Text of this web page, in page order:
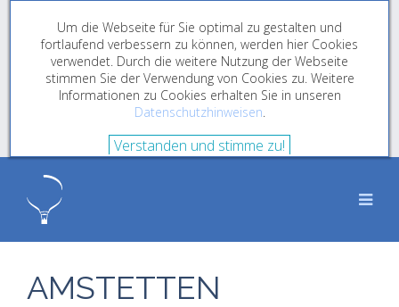
Um die Webseite für Sie optimal zu gestalten und
fortlaufend verbessern zu können, werden hier Cookies
verwendet. Durch die weitere Nutzung der Webseite
stimmen Sie der Verwendung von Cookies zu. Weitere
Informationen zu Cookies erhalten Sie in unseren
Datenschutzhinweisen.
Verstanden und stimme zu!
AMSTETTEN